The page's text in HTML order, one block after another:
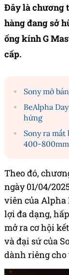
Đây là chương
hàng đang sở
ống kính G
cấp.
Sony mở
BeAlpha
hứng
Sony ra mắt
400-800mm
Theo đó,
ngày 01/04/
viên của Alpha
lợi đa dạng,
mở ra cơ hội
và đại sứ của
dành riêng